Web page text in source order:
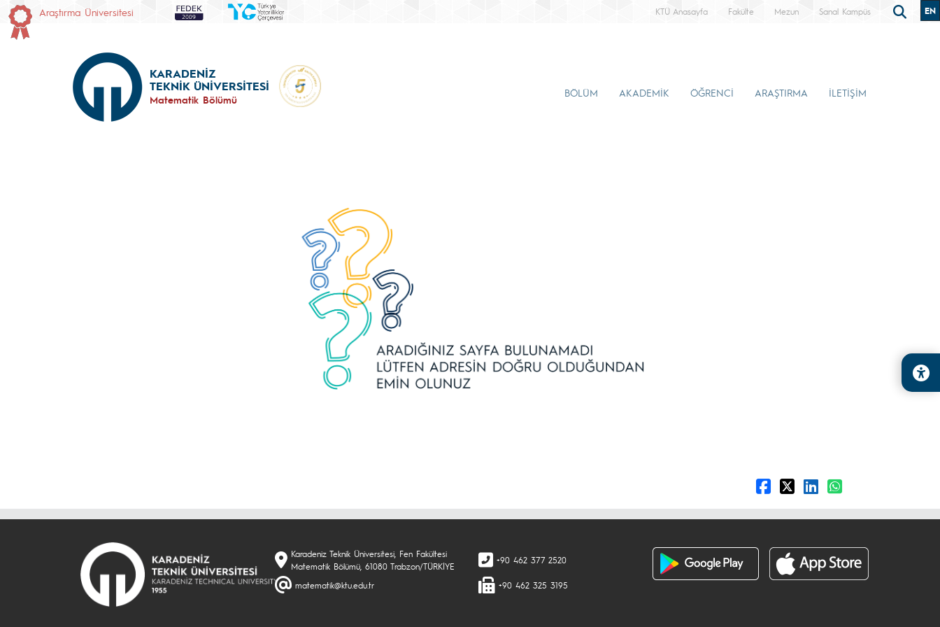
Araştırma Üniversitesi KTÜ Anasayfa Fakülte Mezun Sanal Kampüs EN
KARADENİZ
TEKNİK ÜNİVERSİTESİ
Matematik Bölümü
BÖLÜM AKADEMİK ÖĞRENCİ ARAŞTIRMA İLETİŞİM
Karadeniz Teknik Üniversitesi, Fen Fakültesi
Matematik Bölümü, 61080 Trabzon/TÜRKİYE
matematik@ktu.edu.tr
+90 462 377 2520
+90 462 325 3195